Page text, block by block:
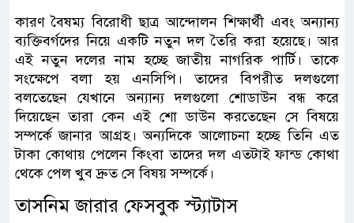
কারণ বৈষম্য বিরোধী ছাত্র আন্দোলন শিক্ষার্থী এবং অন্যান্য
ব্যক্তিবর্গদের নিয়ে একটি নতুন দল তৈরি করা হয়েছে। আর
এই নতুন দলের নাম হচ্ছে জাতীয় নাগরিক পার্টি। তাকে
সংক্ষেপে বলা হয় এনসিপি। তাদের বিপরীত দলগুলো
বলতেছেন যেখানে অন্যান্য দলগুলো শোডাউন বন্ধ করে
দিয়েছেন তারা কেন এই শো ডাউন করতেছেন সে বিষয়ে
সম্পর্কে জানার আগ্রহ। অন্যদিকে আলোচনা হচ্ছে তিনি এত
টাকা কোথায় পেলেন কিংবা তাদের দল এতটাই ফান্ড কোথা
থেকে পেল খুব দ্রুত সে বিষয় সম্পর্কে।
তাসনিম জারার ফেসবুক স্ট্যাটাস